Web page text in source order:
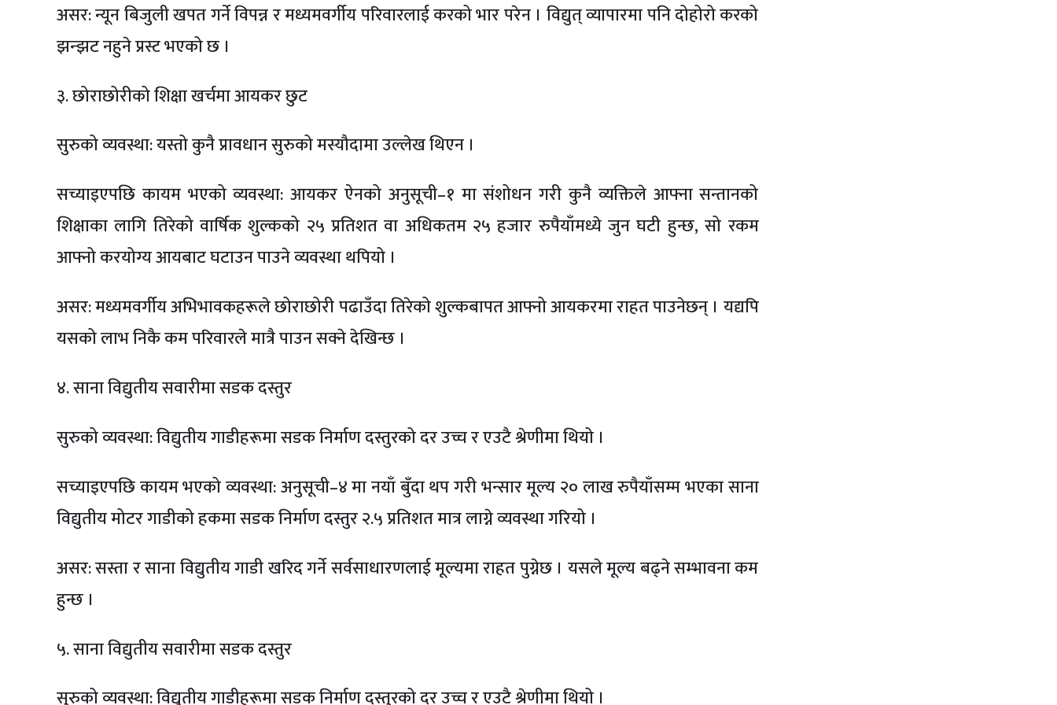
असर: न्यून बिजुली खपत गर्ने विपन्न र मध्यमवर्गीय परिवारलाई करको भार परेन । विद्युत् व्यापारमा पनि दोहोरो करको
झन्झट नहुने प्रस्ट भएको छ ।
३. छोराछोरीको शिक्षा खर्चमा आयकर छुट
सुरुको व्यवस्था: यस्तो कुनै प्रावधान सुरुको मस्यौदामा उल्लेख थिएन ।
सच्याइएपछि कायम भएको व्यवस्था: आयकर ऐनको अनुसूची–१ मा संशोधन गरी कुनै व्यक्तिले आफ्ना सन्तानको
शिक्षाका लागि तिरेको वार्षिक शुल्कको २५ प्रतिशत वा अधिकतम २५ हजार रुपैयाँमध्ये जुन घटी हुन्छ, सो रकम
आफ्नो करयोग्य आयबाट घटाउन पाउने व्यवस्था थपियो ।
असर: मध्यमवर्गीय अभिभावकहरूले छोराछोरी पढाउँदा तिरेको शुल्कबापत आफ्नो आयकरमा राहत पाउनेछन् । यद्यपि
यसको लाभ निकै कम परिवारले मात्रै पाउन सक्ने देखिन्छ ।
४. साना विद्युतीय सवारीमा सडक दस्तुर
सुरुको व्यवस्था: विद्युतीय गाडीहरूमा सडक निर्माण दस्तुरको दर उच्च र एउटै श्रेणीमा थियो ।
सच्याइएपछि कायम भएको व्यवस्था: अनुसूची–४ मा नयाँ बुँदा थप गरी भन्सार मूल्य २० लाख रुपैयाँसम्म भएका साना
विद्युतीय मोटर गाडीको हकमा सडक निर्माण दस्तुर २.५ प्रतिशत मात्र लाग्ने व्यवस्था गरियो ।
असर: सस्ता र साना विद्युतीय गाडी खरिद गर्ने सर्वसाधारणलाई मूल्यमा राहत पुग्नेछ । यसले मूल्य बढ्ने सम्भावना कम
हुन्छ ।
५. साना विद्युतीय सवारीमा सडक दस्तुर
सुरुको व्यवस्था: विद्युतीय गाडीहरूमा सडक निर्माण दस्तुरको दर उच्च र एउटै श्रेणीमा थियो ।